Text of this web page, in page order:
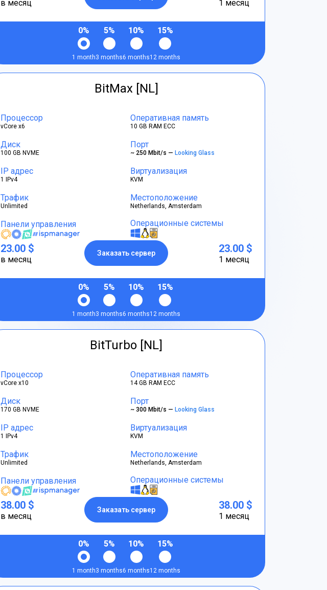
в месяц 1 месяц
0%
1 month
5%
3 months
10%
6 months
15%
12 months
BitMax [NL]
Процессор
vCore x6
Оперативная память
10 GB RAM ECC
Диск
100 GB NVME
Порт
~ 250 Mbit/s —Looking Glass
IP адрес
1 IPv4
Виртуализация
KVM
Трафик
Unlimited
Местоположение
Netherlands, Amsterdam
Панели управления Операционные системы
23.00 $
в месяц
Заказать сервер 23.00 $
1 месяц
0%
1 month
5%
3 months
10%
6 months
15%
12 months
BitTurbo [NL]
Процессор
vCore x10
Оперативная память
14 GB RAM ECC
Диск
170 GB NVME
Порт
~ 300 Mbit/s —Looking Glass
IP адрес
1 IPv4
Виртуализация
KVM
Трафик
Unlimited
Местоположение
Netherlands, Amsterdam
Панели управления Операционные системы
38.00 $
в месяц
Заказать сервер 38.00 $
1 месяц
0%
1 month
5%
3 months
10%
6 months
15%
12 months